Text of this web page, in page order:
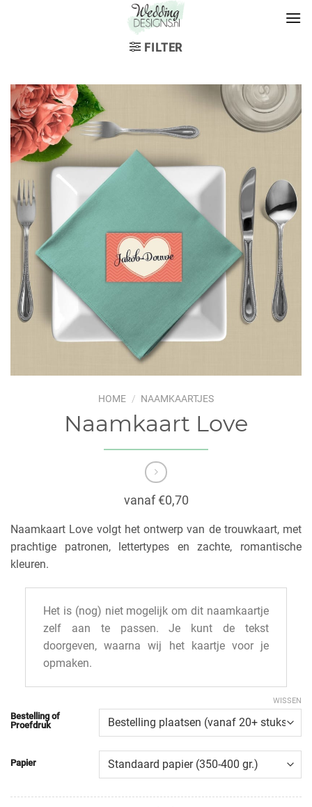
FILTER
HOME / NAAMKAARTJES
Naamkaart Love
vanaf €0,70
Naamkaart Love volgt het ontwerp van de trouwkaart, met
prachtige patronen, lettertypes en zachte, romantische
kleuren.
Het is (nog) niet mogelijk om dit naamkaartje
zelf aan te passen. Je kunt de tekst
doorgeven, waarna wij het kaartje voor je
opmaken.
Bestelling of
Proefdruk
Papier
WISSEN